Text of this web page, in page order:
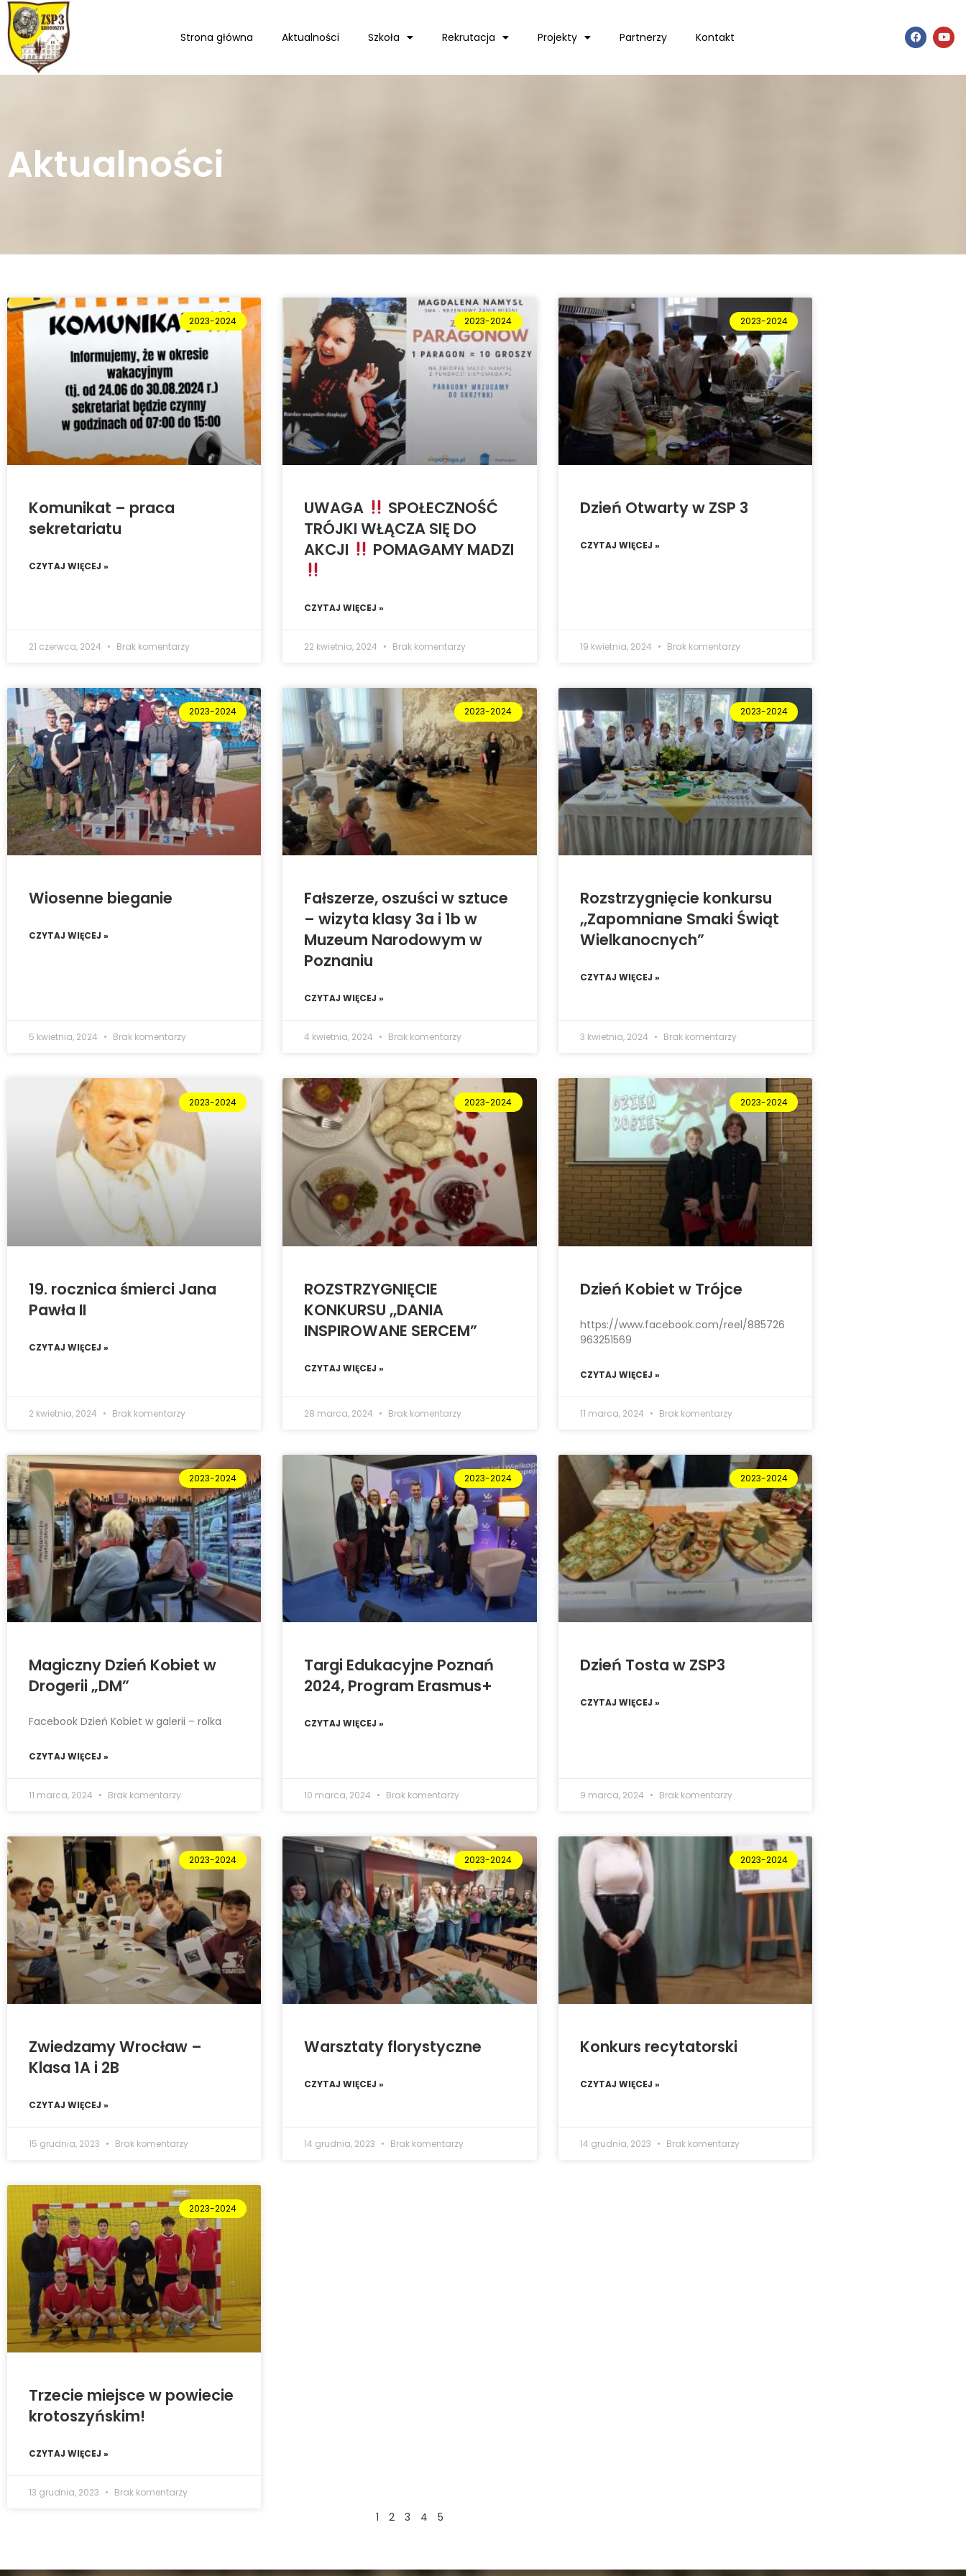
Strona główna Aktualności Szkoła Rekrutacja Projekty Partnerzy Kontakt
Aktualności
2023-2024
Komunikat – praca
sekretariatu
CZYTAJ WIĘCEJ »
21 czerwca, 2024 Brak komentarzy
2023-2024
UWAGA
SPOŁECZNOŚĆ
TRÓJKI WŁĄCZA SIĘ DO
AKCJI
POMAGAMY MADZI
CZYTAJ WIĘCEJ »
22 kwietnia, 2024 Brak komentarzy
2023-2024
Dzień Otwarty w ZSP 3
CZYTAJ WIĘCEJ »
19 kwietnia, 2024 Brak komentarzy
2023-2024
Wiosenne bieganie
CZYTAJ WIĘCEJ »
5 kwietnia, 2024 Brak komentarzy
2023-2024
Fałszerze, oszuści w sztuce
– wizyta klasy 3a i 1b w
Muzeum Narodowym w
Poznaniu
CZYTAJ WIĘCEJ »
4 kwietnia, 2024 Brak komentarzy
2023-2024
Rozstrzygnięcie konkursu
,,Zapomniane Smaki Świąt
Wielkanocnych”
CZYTAJ WIĘCEJ »
3 kwietnia, 2024 Brak komentarzy
2023-2024
19. rocznica śmierci Jana
Pawła II
CZYTAJ WIĘCEJ »
2 kwietnia, 2024 Brak komentarzy
2023-2024
ROZSTRZYGNIĘCIE
KONKURSU ,,DANIA
INSPIROWANE SERCEM”
CZYTAJ WIĘCEJ »
28 marca, 2024 Brak komentarzy
2023-2024
Dzień Kobiet w Trójce
https://www.facebook.com/reel/885726
963251569
CZYTAJ WIĘCEJ »
11 marca, 2024 Brak komentarzy
2023-2024
Magiczny Dzień Kobiet w
Drogerii „DM”
Facebook Dzień Kobiet w galerii – rolka
CZYTAJ WIĘCEJ »
11 marca, 2024 Brak komentarzy
2023-2024
Targi Edukacyjne Poznań
2024, Program Erasmus+
CZYTAJ WIĘCEJ »
10 marca, 2024 Brak komentarzy
2023-2024
Dzień Tosta w ZSP3
CZYTAJ WIĘCEJ »
9 marca, 2024 Brak komentarzy
2023-2024
Zwiedzamy Wrocław –
Klasa 1A i 2B
CZYTAJ WIĘCEJ »
15 grudnia, 2023 Brak komentarzy
2023-2024
Warsztaty florystyczne
CZYTAJ WIĘCEJ »
14 grudnia, 2023 Brak komentarzy
2023-2024
Konkurs recytatorski
CZYTAJ WIĘCEJ »
14 grudnia, 2023 Brak komentarzy
2023-2024
Trzecie miejsce w powiecie
krotoszyńskim!
CZYTAJ WIĘCEJ »
13 grudnia, 2023 Brak komentarzy
1 2 3 4 5